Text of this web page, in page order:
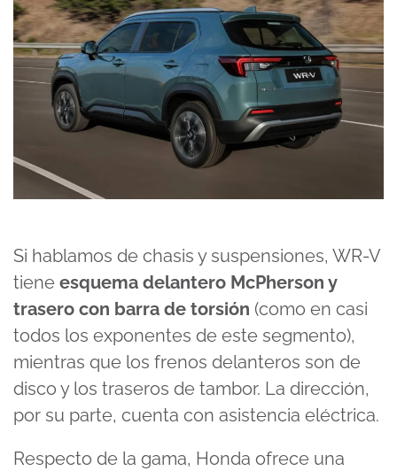
Si hablamos de chasis y suspensiones, WR-V
tiene esquema delantero McPherson y
trasero con barra de torsión (como en casi
todos los exponentes de este segmento),
mientras que los frenos delanteros son de
disco y los traseros de tambor. La dirección,
por su parte, cuenta con asistencia eléctrica.
Respecto de la gama, Honda ofrece una